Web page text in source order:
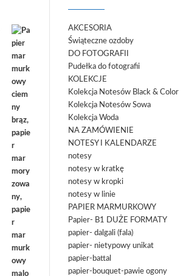
AKCESORIA
Świąteczne ozdoby
DO FOTOGRAFII
Pudełka do fotografii
KOLEKCJE
Kolekcja Notesów Black & Color
Kolekcja Notesów Sowa
Kolekcja Woda
NA ZAMÓWIENIE
NOTESY I KALENDARZE
notesy
notesy w kratkę
notesy w kropki
notesy w linie
PAPIER MARMURKOWY
Papier- B1 DUŻE FORMATY
papier- dalgali (fala)
papier- nietypowy unikat
papier-battal
papier-bouquet-pawie ogony